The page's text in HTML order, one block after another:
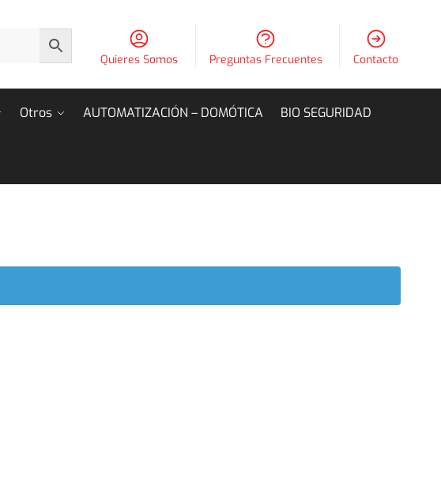
Quieres Somos Preguntas Frecuentes Contacto
Otros AUTOMATIZACIÓN – DOMÓTICA BIO SEGURIDAD